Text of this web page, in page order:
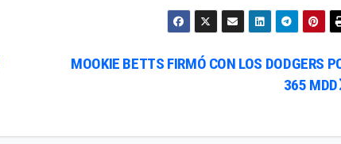
MOOKIE BETTS FIRMÓ CON LOS DODGERS
365 MDD